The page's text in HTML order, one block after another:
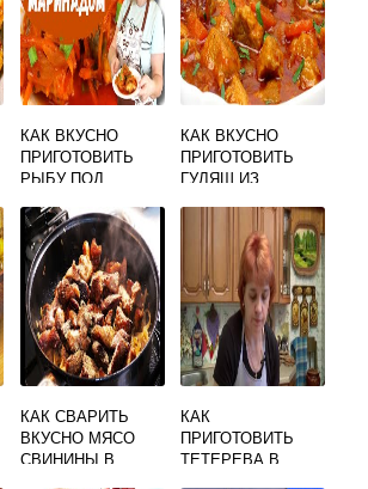
КАК ВКУСНО
ПРИГОТОВИТЬ
РЫБУ ПОД
КАК ВКУСНО
ПРИГОТОВИТЬ
ГУЛЯШ ИЗ
ПОДЛИВКОЙ НА
СКОВОРОДЕ
ФОТО ПОШАГОВО
В ДОМАШНИХ
УСЛОВИЯХ
КАК СВАРИТЬ
ВКУСНО МЯСО
СВИНИНЫ В
КАК
ПРИГОТОВИТЬ
ТЕТЕРЕВА В